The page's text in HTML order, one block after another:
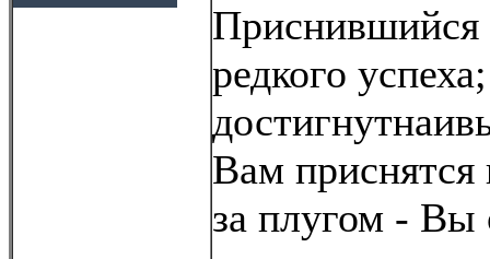
Приснившийся
редкого
Вам приснятся
за плугом - Вы